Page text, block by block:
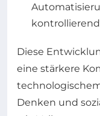
Diese
eine stärkere
Denken und